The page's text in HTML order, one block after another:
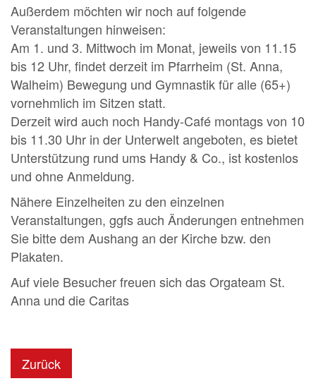
Außerdem möchten wir noch auf folgende
Veranstaltungen hinweisen:
Am 1. und 3. Mittwoch im Monat, jeweils von 11.15
bis 12 Uhr, findet derzeit im Pfarrheim (St. Anna,
Walheim) Bewegung und Gymnastik für alle (65+)
vornehmlich im Sitzen statt.
Derzeit wird auch noch Handy-Café montags von 10
bis 11.30 Uhr in der Unterwelt angeboten, es bietet
Unterstützung rund ums Handy & Co., ist kostenlos
und ohne Anmeldung.
Nähere Einzelheiten zu den einzelnen
Veranstaltungen, ggfs auch Änderungen entnehmen
Sie bitte dem Aushang an der Kirche bzw. den
Plakaten.
Auf viele Besucher freuen sich das Orgateam St.
Anna und die Caritas
Zurück